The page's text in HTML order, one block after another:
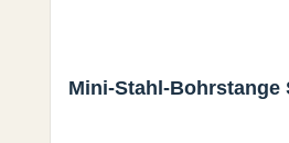
Mini-Stahl-Bohrstange